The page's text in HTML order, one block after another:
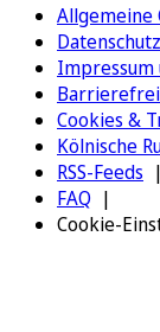
Allgemeine
Impressum
Cookies &
Kölnische
RSS-Feeds
FAQ
Cookie-